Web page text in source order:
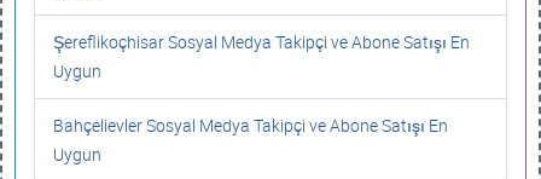
Şereflikoçhisar Sosyal Medya Takipçi ve Abone Satışı En
Uygun
Bahçelievler Sosyal Medya Takipçi ve Abone Satışı En
Uygun